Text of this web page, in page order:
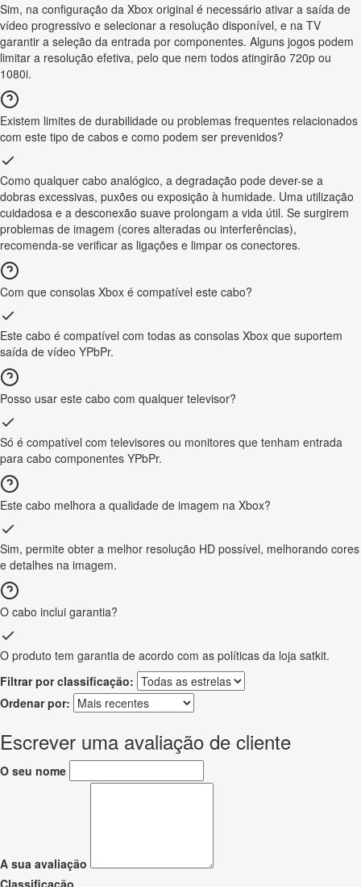
Sim, na configuração da Xbox original é necessário ativar a saída de
vídeo progressivo e selecionar a resolução disponível, e na TV
garantir a seleção da entrada por componentes. Alguns jogos podem
limitar a resolução efetiva, pelo que nem todos atingirão 720p ou
1080i.
Existem limites de durabilidade ou problemas frequentes relacionados
com este tipo de cabos e como podem ser prevenidos?
Como qualquer cabo analógico, a degradação pode dever-se a
dobras excessivas, puxões ou exposição à humidade. Uma utilização
cuidadosa e a desconexão suave prolongam a vida útil. Se surgirem
problemas de imagem (cores alteradas ou interferências),
recomenda-se verificar as ligações e limpar os conectores.
Com que consolas Xbox é compatível este cabo?
Este cabo é compatível com todas as consolas Xbox que suportem
saída de vídeo YPbPr.
Posso usar este cabo com qualquer televisor?
Só é compatível com televisores ou monitores que tenham entrada
para cabo componentes YPbPr.
Este cabo melhora a qualidade de imagem na Xbox?
Sim, permite obter a melhor resolução HD possível, melhorando cores
e detalhes na imagem.
O cabo inclui garantia?
O produto tem garantia de acordo com as políticas da loja satkit.
Filtrar por classificação:
Ordenar por:
Escrever uma avaliação de cliente
O seu nome
A sua avaliação